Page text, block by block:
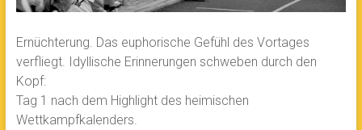
Ernüchterung. Das euphorische Gefühl des Vortages
verfliegt. Idyllische Erinnerungen schweben durch den
Kopf:
Tag 1 nach dem Highlight des heimischen
Wettkampfkalenders.